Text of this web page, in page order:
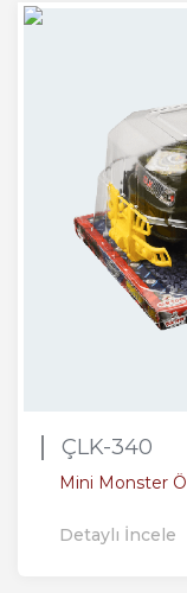
ÇLK-340
Mini Monster
Detaylı İncele